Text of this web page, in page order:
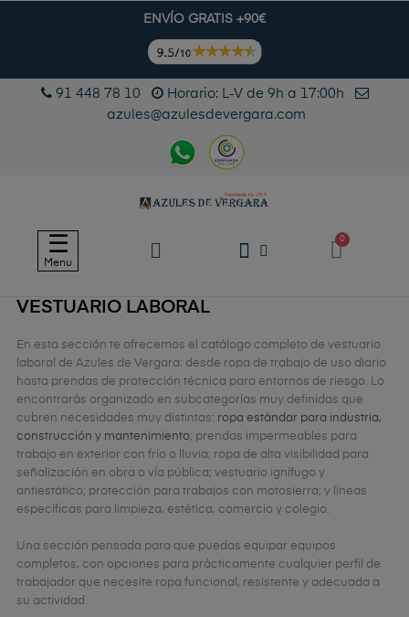
ENVÍO GRATIS +90€
91 448 78 10
Horario: L-V de 9h a 17:00h
azules@azulesdevergara.com
Navegación
de
palanca
☰
Menu
VESTUARIO LABORAL
En esta sección te ofrecemos el catálogo completo de vestuario
laboral de Azules de Vergara: desde ropa de trabajo de uso diario
hasta prendas de protección técnica para entornos de riesgo. Lo
encontrarás organizado en subcategorías muy definidas que
cubren necesidades muy distintas: ropa estándar para industria,
construcción y mantenimiento; prendas impermeables para
trabajo en exterior con frío o lluvia; ropa de alta visibilidad para
señalización en obra o vía pública; vestuario ignífugo y
antiestático; protección para trabajos con motosierra; y líneas
específicas para limpieza, estética, comercio y colegio.
Una sección pensada para que puedas equipar equipos
completos, con opciones para prácticamente cualquier perfil de
trabajador que necesite ropa funcional, resistente y adecuada a
su actividad.